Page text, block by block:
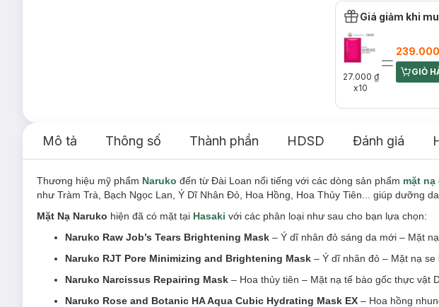
Giá giảm khi
27.000 ₫
x10
CART
GIỎ
Mô tả Thông số Thành phần HDSD Đánh giá
Thương hiệu mỹ phẩm Naruko đến từ Đài Loan nổi tiếng với các dòng sản phẩm mặt nạ
như Tràm Trà, Bạch Ngọc Lan, Ý Dĩ Nhân Đỏ, Hoa Hồng, Hoa Thủy Tiên... giúp dưỡng
Mặt Nạ Naruko hiện đã có mặt tại Hasaki với các phân loại như sau cho bạn lựa chọn:
Naruko Raw Job’s Tears Brightening Mask – Ý dĩ nhân đỏ sáng da mới – Mặt
Naruko RJT Pore Minimizing and Brightening Mask – Ý dĩ nhân đỏ – Mặt nạ se
Naruko Narcissus Repairing Mask – Hoa thủy tiên – Mặt nạ tế bào gốc thực vật
Naruko Rose and Botanic HA Aqua Cubic Hydrating Mask EX – Hoa hồng